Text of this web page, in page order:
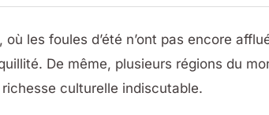
les foules d’été n’ont pas encore
De même, plusieurs régions du
culturelle indiscutable.